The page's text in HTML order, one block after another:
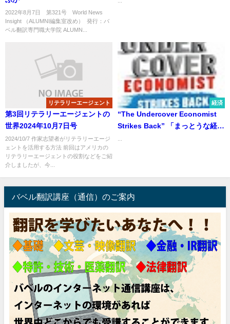
2022年8月7日 第321号 World News
Insight （ALUMNI編集室改め） 発行：バ
ベル翻訳専門職大学院 ALUMN...
リテラリーエージェント
第3回リテラリーエージェントの
世界2024年10月7日号
2024/10/7 作家志望者がリテラリーエージ
ェントを活用する方法 前回はアメリカの
リテラリーエージェントの役割などをご紹
介しましたが、今...
経済
“The Undercover Economist
Strikes Back” 「まっとうな経済
バベル翻訳講座（通信）のご案内